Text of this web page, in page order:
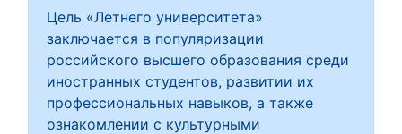
Цель «Летнего университета»
заключается в популяризации
российского высшего образования среди
иностранных студентов, развитии их
профессиональных навыков, а также
ознакомлении с культурными